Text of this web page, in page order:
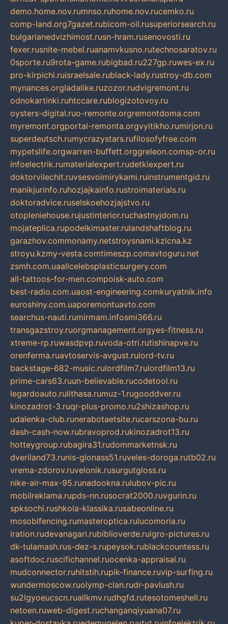
demo.home.nov.rumnso.ruhome.nov.rucemko.ru
comp-land.org7gazet.rubicom-oil.rusuperiorsearch.ru
bulgarianedvizhimost.rusn-hram.rusenovosti.ru
fexer.rusnite-mebel.ruanamvkusno.rutechnosaratov.ru
0sporte.ru9rota-game.rubigbad.ru227gp.ruwes-ex.ru
pro-kirpichi.ruisraelsale.rublack-lady.rustroy-db.com
mynances.orgladalike.ruzozor.rudvigremont.ru
odnokartinki.ruhtccare.rublogizotovoy.ru
oysters-digital.ruo-remonte.orgremontdoma.com
myremont.orgportal-remonta.orgvyitikho.rumirjon.ru
superdeutsch.rumycrazystars.rufilosofyfree.com
mypetslife.orgwarren-buffett.orggreleon.comsp-or.ru
infoelectrik.rumaterialexpert.rudetkiexpert.ru
doktorvilechit.ruvsesvoimirykami.ruinstrumentgid.ru
manikjurinfo.ruhozjajkainfo.rustroimaterials.ru
doktoradvice.ruselskoehozjajstvo.ru
otopleniehouse.rujustinterior.ruchastnyjdom.ru
mojateplica.rupodelkimaster.rulandshaftblog.ru
garazhov.commonamy.netstroysnami.kzlcna.kz
stroyu.kzmy-vesta.comtimeszp.comavtoguru.net
zsmh.com.uaallcelebsplasticsurgery.com
all-tattoos-for-men.compoisk-auto.com
best-radio.com.uaost-engineering.comkuryatnik.info
euroshiny.com.uaporemontuavto.com
searchus-nauti.rumirmam.infosmi366.ru
transgazstroy.ruorgmanagement.orgyes-fitness.ru
xtreme-rp.ruwasdpvp.ruvoda-otri.rutishinapve.ru
orenferma.ruavtoservis-avgust.rulord-tv.ru
backstage-682-music.rulordfilm7.rulordfilm13.ru
prime-cars63.ruun-believable.rucodetool.ru
legardoauto.rulithasa.rumuz-1.rugooddver.ru
kinozadrot-3.ruqr-plus-promo.ru2shizashop.ru
udalenka-club.runerabotaetsite.rucarszona-bu.ru
dash-cash-now.rubravoprod.rukinozadrot13.ru
hotteygroup.rubagira31.rudommarketnsk.ru
dveriland73.runis-glonass51.ruveles-doroga.rutb02.ru
vrema-zdorov.ruvelonik.rusurgutgloss.ru
nike-air-max-95.runadookna.rulubov-pic.ru
mobilreklama.rupds-nn.rusocrat2000.ruvgurin.ru
spksochi.rushkola-klassika.rusabeonline.ru
mosoblfencing.rumasteroptica.rulucomoria.ru
iration.rudevanagari.rubiblioverde.ruigro-pictures.ru
dk-tulamash.rus-dez-s.rupeysok.rublackcountess.ru
asoftdoc.ruscifichannel.ruocenka-appraisal.ru
mudconnector.ruhitstih.rupik-finance.ruvip-surfing.ru
wundermoscow.ruolymp-clan.rudr-pavlush.ru
su2lgyoeucscn.ruallkmv.rudhgfd.rutesotomeshell.ru
netoen.ruweb-digest.ruchanganqiyuana07.ru